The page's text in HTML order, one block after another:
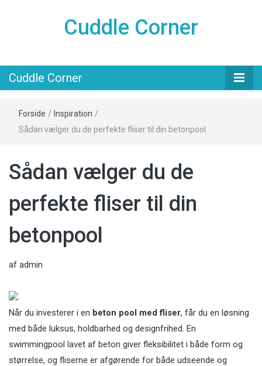
Cuddle Corner
Cuddle Corner
Forside / Inspiration /
Sådan vælger du de perfekte fliser til din betonpool
Sådan vælger du de
perfekte fliser til din
betonpool
af admin
Når du investerer i en beton pool med fliser, får du en løsning
med både luksus, holdbarhed og designfrihed. En
swimmingpool lavet af beton giver fleksibilitet i både form og
størrelse, og fliserne er afgørende for både udseende og